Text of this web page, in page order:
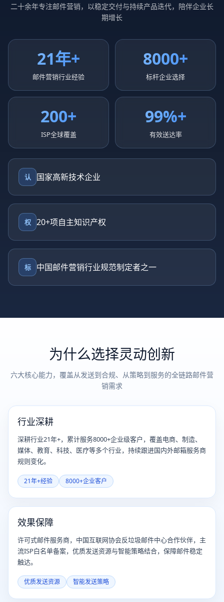
二十余年专注邮件营销，以稳定交付与持续产品迭代，陪伴企业长
期增长
21年+
邮件营销行业经验
8000+
标杆企业选择
200+
ISP全球覆盖
99%+
有效送达率
认 国家高新技术企业
权 20+项自主知识产权
标 中国邮件营销行业规范制定者之一
为什么选择灵动创新
六大核心能力，覆盖从发送到合规、从策略到服务的全链路邮件营
销需求
行业深耕
深耕行业21年+，累计服务8000+企业级客户，覆盖电商、制造、
媒体、教育、科技、医疗等多个行业，持续跟进国内外邮箱服务商
规则变化。
21年+经验 8000+企业客户
效果保障
许可式邮件服务商，中国互联网协会反垃圾邮件中心合作伙伴，主
流ISP白名单备案，优质发送资源与智能策略结合，保障邮件稳定
触达。
优质发送资源 智能发送策略